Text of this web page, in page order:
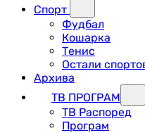
Спорт
Фудбал
Кошарка
Тенис
Остали
Архива
ТВ ПРОГРАМ
ТВ Распоред
Програм